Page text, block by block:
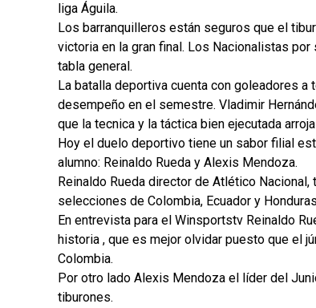
liga Águila.
Los barranquilleros están seguros que el
victoria en la gran final. Los Nacionalistas
tabla general.
La batalla deportiva cuenta con goleadores
desempeño en el semestre. Vladimir
que la tecnica y la táctica bien ejecutada
Hoy el duelo deportivo tiene un sabor filial
alumno: Reinaldo Rueda y Alexis Mendoza.
Reinaldo Rueda director de Atlético
selecciones de Colombia, Ecuador y
En entrevista para el Winsportstv Reinaldo
historia , que es mejor olvidar puesto que el
Colombia.
Por otro lado Alexis Mendoza el líder del
tiburones.